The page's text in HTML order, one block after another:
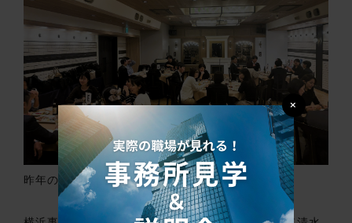
昨年の忘年会の様子
×